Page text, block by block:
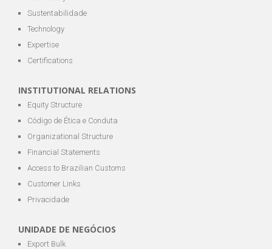
Sustentabilidade
Technology
Expertise
Certifications
INSTITUTIONAL RELATIONS
Equity Structure
Código de Ética e Conduta
Organizational Structure
Financial Statements
Access to Brazilian Customs
Customer Links
Privacidade
UNIDADE DE NEGÓCIOS
Export Bulk